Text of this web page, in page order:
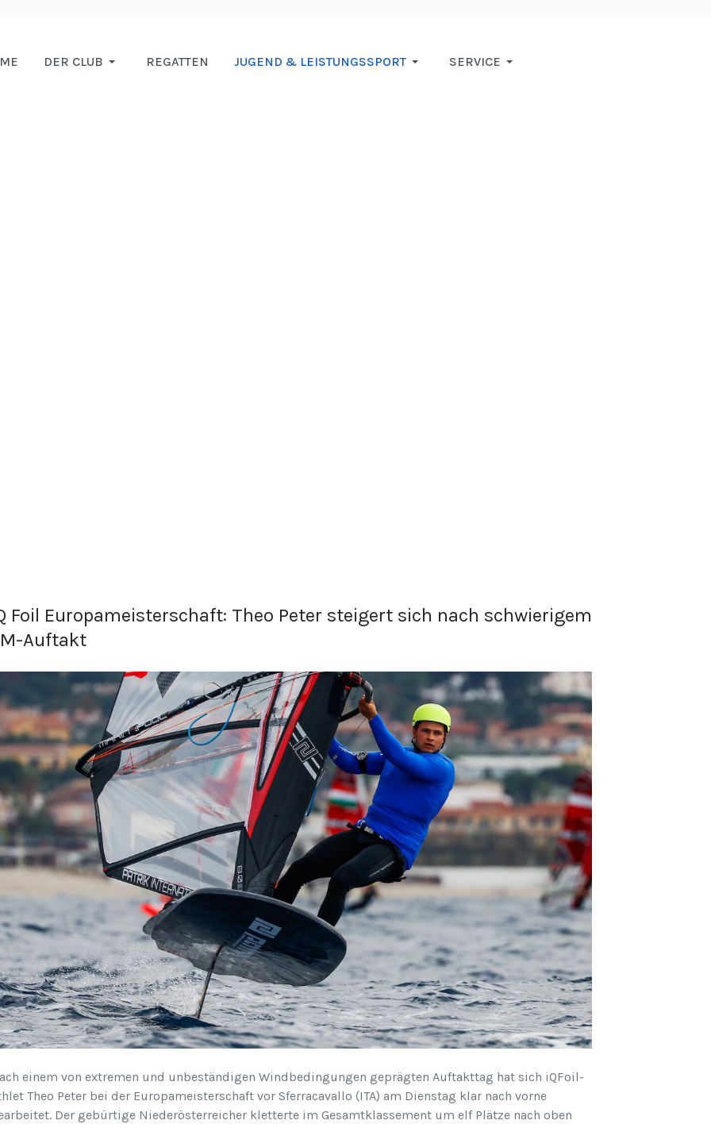
DER CLUB REGATTEN JUGEND & LEISTUNGSSPORT SERVICE
Foil Europameisterschaft: Theo Peter steigert sich nach schwierigem
Auftakt
einem von extremen und unbeständigen Windbedingungen geprägten Auftakttag hat sich iQFoil-
Theo Peter bei der Europameisterschaft vor Sferracavallo (ITA) am Dienstag klar nach vorne
Der gebürtige Niederösterreicher kletterte im Gesamtklassement um elf Plätze nach oben